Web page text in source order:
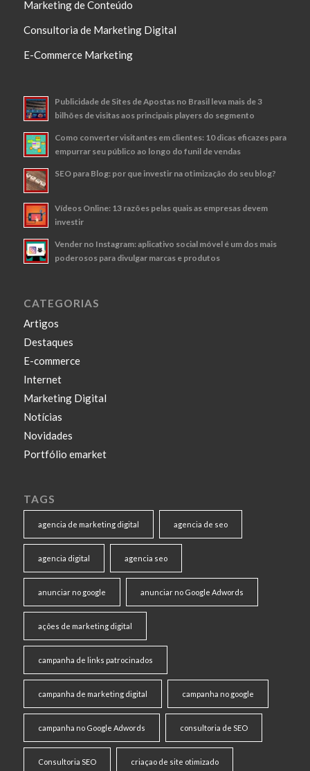
Marketing de Conteúdo
Consultoria de Marketing Digital
E-Commerce Marketing
Publicidade de Sites de Apostas no Brasil leva mais de 3
bilhões de visitas aos principais players do segmento
Como converter visitantes em clientes: 10 dicas eficazes para
empurrar seu público ao longo do funil de vendas
SEO para Blog: por que investir na otimização do seu blog?
Vídeos Online: 13 razões pelas quais as empresas devem
investir
Vender no Instagram: aplicativo social móvel é um dos mais
poderosos para divulgar marcas e produtos
CATEGORIAS
Artigos
Destaques
E-commerce
Internet
Marketing Digital
Notícias
Novidades
Portfólio emarket
TAGS
agencia de marketing digital agencia de seo
agencia digital agencia seo
anunciar no google anunciar no Google Adwords
ações de marketing digital
campanha de links patrocinados
campanha de marketing digital campanha no google
campanha no Google Adwords consultoria de SEO
Consultoria SEO criaçao de site otimizado